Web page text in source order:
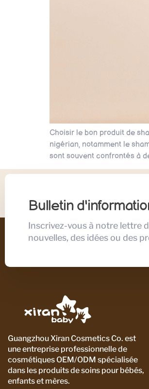
Choisir le bon produit de
nigérian, notamment le
sont souvent confrontés à
Bulletin
Inscrivez-vous à notre lettre
nouvelles, des idées ou des
Guangzhou Xiran Cosmetics Co. est
une entreprise professionnelle de
cosmétiques OEM/ODM spécialisée
dans les produits de soins pour bébés,
enfants et mères.